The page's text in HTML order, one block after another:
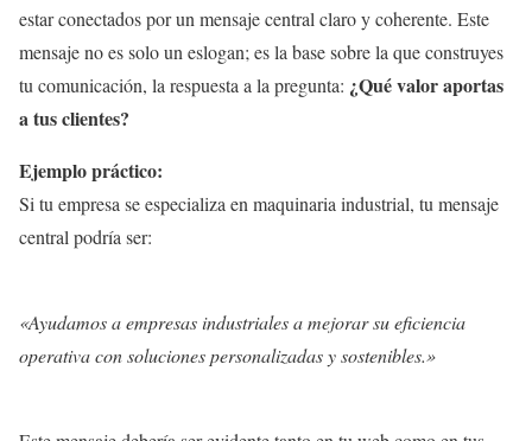
estar conectados por un mensaje central claro y coherente. Este
mensaje no es solo un eslogan; es la base sobre la que construyes
tu comunicación, la respuesta a la pregunta: ¿Qué valor aportas
a tus clientes?
Ejemplo práctico:
Si tu empresa se especializa en maquinaria industrial, tu mensaje
central podría ser:
«Ayudamos a empresas industriales a mejorar su eficiencia
operativa con soluciones personalizadas y sostenibles.»